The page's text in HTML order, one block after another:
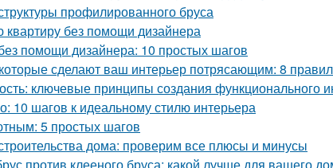
профилированного бруса
квартиру без помощи дизайнера
помощи дизайнера: 10 простых шагов
сделают ваш интерьер потрясающим: 8
ключевые принципы создания функционального
10 шагов к идеальному стилю интерьера
5 простых шагов
дома: проверим все плюсы и минусы